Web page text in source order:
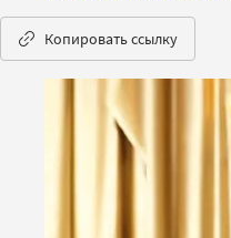
Копировать ссылку